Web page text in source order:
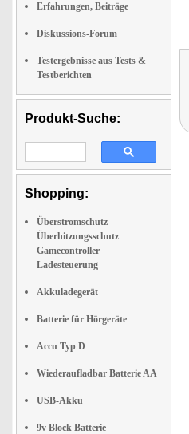
Erfahrungen, Beiträge
Diskussions-Forum
Testergebnisse aus Tests &
Testberichten
Produkt-Suche:
Shopping:
Überstromschutz
Überhitzungsschutz
Gamecontroller
Ladesteuerung
Akkuladegerät
Batterie für Hörgeräte
Accu Typ D
Wiederaufladbar Batterie AA
USB-Akku
9v Block Batterie